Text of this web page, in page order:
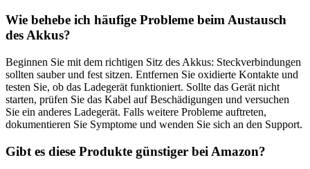
Wie behebe ich häufige Probleme beim Austausch
des Akkus?
Beginnen Sie mit dem richtigen Sitz des Akkus: Steckverbindungen
sollten sauber und fest sitzen. Entfernen Sie oxidierte Kontakte und
testen Sie, ob das Ladegerät funktioniert. Sollte das Gerät nicht
starten, prüfen Sie das Kabel auf Beschädigungen und versuchen
Sie ein anderes Ladegerät. Falls weitere Probleme auftreten,
dokumentieren Sie Symptome und wenden Sie sich an den Support.
Gibt es diese Produkte günstiger bei Amazon?